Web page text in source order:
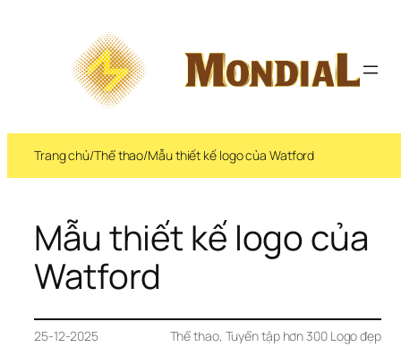
Trang chủ/Thể thao/Mẫu thiết kế logo của Watford
Mẫu thiết kế logo của
Watford
25-12-2025 Thể thao, Tuyển tập hơn 300 Logo đẹp